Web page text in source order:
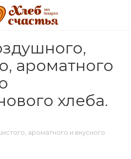
ароматного
хлеба.
ароматного и вкусного